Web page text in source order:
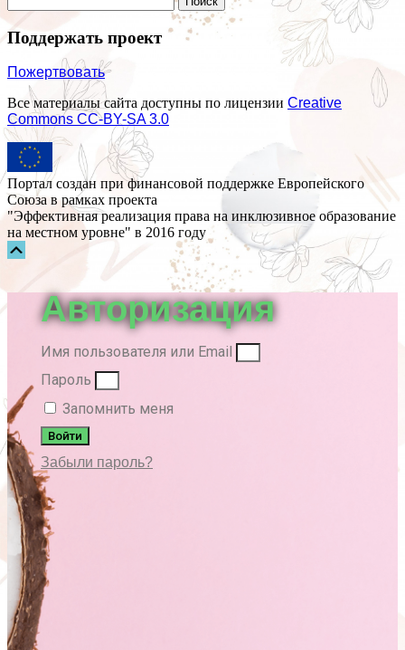
Поддержать проект
Пожертвовать
Все материалы сайта доступны по лицензии Creative
Commons СС-BY-SA 3.0
Портал создан при финансовой поддержке Европейского
Союза в рамках проекта
"Эффективная реализация права на инклюзивное образование
на местном уровне" в 2016 году
Авторизация
Имя пользователя или Email
Пароль
Запомнить меня
Войти
Забыли пароль?